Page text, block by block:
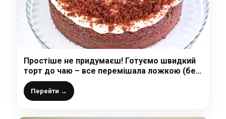
Простіше не придумаєш! Готуємо швидкий
торт до чаю – все перемішала ложкою (без
вагів) і в духовку, смачний десерт до будь-
якого столу
Перейти →